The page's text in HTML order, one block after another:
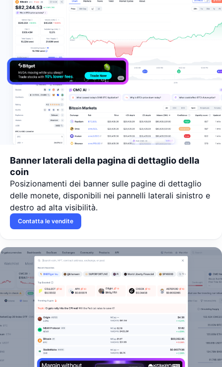
Banner laterali della pagina di dettaglio della
coin
Posizionamenti dei banner sulle pagine di dettaglio
delle monete, disponibili nei pannelli laterali sinistro e
destro ad alta visibilità.
Contatta le vendite